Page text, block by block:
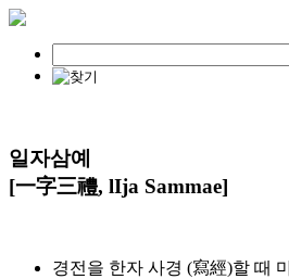
일자삼예
[一字三禮, lIja Sammae]
경전을 한자 사경 (寫經)할 때